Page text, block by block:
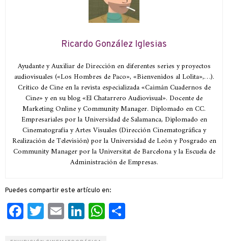
Ricardo González Iglesias
Ayudante y Auxiliar de Dirección en diferentes series y proyectos
audiovisuales («Los Hombres de Paco», «Bienvenidos al Lolita»,…).
Crítico de Cine en la revista especializada «Caimán Cuadernos de
Cine» y en su blog «El Chatarrero Audiovisual». Docente de
Marketing Online y Community Manager. Diplomado en CC.
Empresariales por la Universidad de Salamanca, Diplomado en
Cinematografía y Artes Visuales (Dirección Cinematográfica y
Realización de Televisión) por la Universidad de León y Posgrado en
Community Manager por la Universitat de Barcelona y la Escuela de
Administración de Empresas.
Puedes compartir este artículo en:
Facebook
Twitter
EmailLinkedIn
WhatsApp